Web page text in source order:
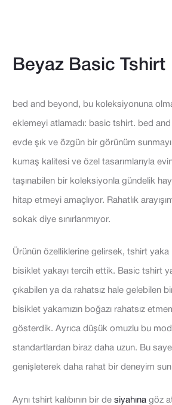
Beyaz Basic Tshirt
bed and beyond, bu koleksiyonuna
eklemeyi atlamadı: basic tshirt. bed
evde şık ve özgün bir görünüm
kumaş kalitesi ve özel tasarımlarıyla
taşınabilen bir koleksiyonla gündelik
hitap etmeyi amaçlıyor. Rahatlık
sokak diye sınırlanmıyor.
Ürünün özelliklerine gelirsek, tshirt yaka
bisiklet yakayı tercih ettik. Basic tshirt
çıkabilen ya da rahatsız hale gelebilen
bisiklet yakamızın boğazı rahatsız
gösterdik. Ayrıca düşük omuzlu bu
standartlardan biraz daha uzun. Bu
genişleterek daha rahat bir deneyim
Aynı tshirt kalıbının bir de siyahına göz